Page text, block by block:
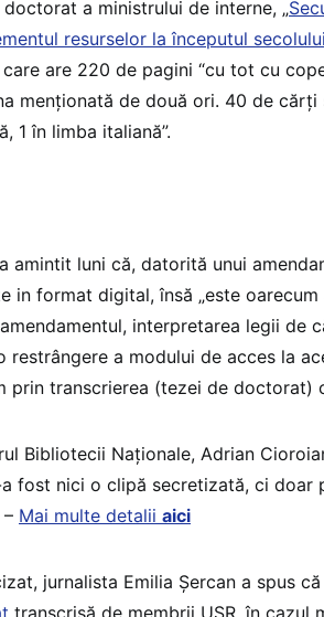
a ministrului de interne, „
resurselor la începutul
care are 220 de pagini “cu tot cu
menționată de două ori. 40 de cărți
1 în limba italiană”.
amintit luni că, datorită unui
in format digital, însă „este
interpretarea legii de
restrângere a modului de acces la
prin transcrierea (tezei de doctorat)
Bibliotecii Naționale, Adrian
fost nici o clipă secretizată, ci doar
Mai multe detalii aici
jurnalista Emilia Șercan a spus că
transcrisă de membrii USR, în cazul